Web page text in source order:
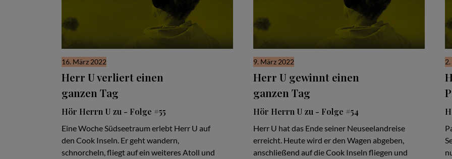
16. März 2022
Herr U verliert einen
ganzen Tag
Hör Herrn U zu - Folge #55
Eine Woche Südseetraum erlebt Herr U auf
den Cook Inseln. Er geht wandern,
schnorcheln, fliegt auf ein weiteres Atoll und
9. März 2022
Herr U gewinnt einen
ganzen Tag
Hör Herrn U zu - Folge #54
Herr U hat das Ende seiner Neuseelandreise
erreicht. Heute wird er den Wagen abgeben,
anschließend auf die Cook Inseln fliegen und